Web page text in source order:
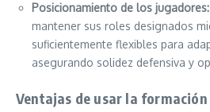
Posicionamiento de los jugadores:
mantener sus roles designados
suficientemente flexibles para
asegurando solidez defensiva y
Ventajas de usar la